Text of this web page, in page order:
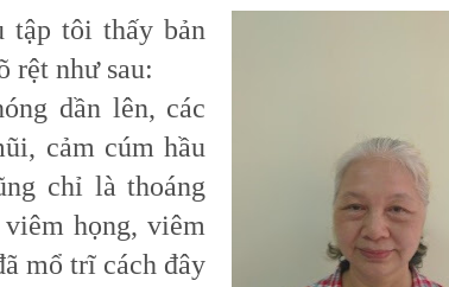
tôi thấy bản
rệt như sau:
dần lên, các
cảm cúm hầu
chỉ là thoáng
họng, viêm
mổ trĩ cách đây